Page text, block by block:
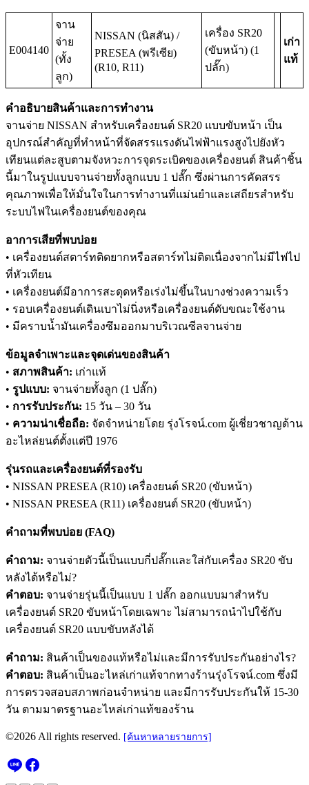
E004140
จาน
จ่าย
(ทั้ง
ลูก)
NISSAN (นิสสัน) /
PRESEA (พรีเซีย)
(R10, R11)
เครื่อง SR20
(ขับหน้า) (1
ปลั๊ก)
เก่า
แท้
คำอธิบายสินค้าและการทำงาน
จานจ่าย NISSAN สำหรับเครื่องยนต์ SR20 แบบขับหน้า เป็น
อุปกรณ์สำคัญที่ทำหน้าที่จัดสรรแรงดันไฟฟ้าแรงสูงไปยังหัว
เทียนแต่ละสูบตามจังหวะการจุดระเบิดของเครื่องยนต์ สินค้าชิ้น
นี้มาในรูปแบบจานจ่ายทั้งลูกแบบ 1 ปลั๊ก ซึ่งผ่านการคัดสรร
คุณภาพเพื่อให้มั่นใจในการทำงานที่แม่นยำและเสถียรสำหรับ
ระบบไฟในเครื่องยนต์ของคุณ
อาการเสียที่พบบ่อย
• เครื่องยนต์สตาร์ทติดยากหรือสตาร์ทไม่ติดเนื่องจากไม่มีไฟไป
ที่หัวเทียน
• เครื่องยนต์มีอาการสะดุดหรือเร่งไม่ขึ้นในบางช่วงความเร็ว
• รอบเครื่องยนต์เดินเบาไม่นิ่งหรือเครื่องยนต์ดับขณะใช้งาน
• มีคราบน้ำมันเครื่องซึมออกมาบริเวณซีลจานจ่าย
ข้อมูลจำเพาะและจุดเด่นของสินค้า
• สภาพสินค้า: เก่าแท้
• รูปแบบ: จานจ่ายทั้งลูก (1 ปลั๊ก)
• การรับประกัน: 15 วัน – 30 วัน
• ความน่าเชื่อถือ: จัดจำหน่ายโดย รุ่งโรจน์.com ผู้เชี่ยวชาญด้าน
อะไหล่ยนต์ตั้งแต่ปี 1976
รุ่นรถและเครื่องยนต์ที่รองรับ
• NISSAN PRESEA (R10) เครื่องยนต์ SR20 (ขับหน้า)
• NISSAN PRESEA (R11) เครื่องยนต์ SR20 (ขับหน้า)
คำถามที่พบบ่อย (FAQ)
คำถาม: จานจ่ายตัวนี้เป็นแบบกี่ปลั๊กและใส่กับเครื่อง SR20 ขับ
หลังได้หรือไม่?
คำตอบ: จานจ่ายรุ่นนี้เป็นแบบ 1 ปลั๊ก ออกแบบมาสำหรับ
เครื่องยนต์ SR20 ขับหน้าโดยเฉพาะ ไม่สามารถนำไปใช้กับ
เครื่องยนต์ SR20 แบบขับหลังได้
คำถาม: สินค้าเป็นของแท้หรือไม่และมีการรับประกันอย่างไร?
คำตอบ: สินค้าเป็นอะไหล่เก่าแท้จากทางร้านรุ่งโรจน์.com ซึ่งมี
การตรวจสอบสภาพก่อนจำหน่าย และมีการรับประกันให้ 15-30
วัน ตามมาตรฐานอะไหล่เก่าแท้ของร้าน
©2026 All rights reserved. [ค้นหาหลายรายการ]